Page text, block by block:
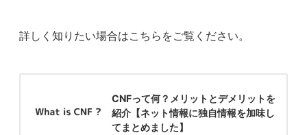
詳しく知りたい場合はこちらをご覧ください。
CNFって何？メリットとデメリットを
紹介【ネット情報に独自情報を加味し
てまとめました】